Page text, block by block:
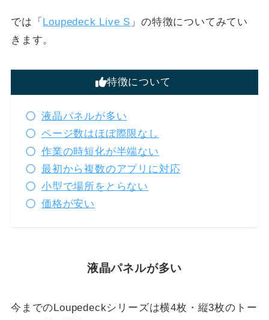
では「 Loupedeck Live S 」の特徴についてみてい
きます。
特徴について
液晶パネルが多い
ページ数はほぼ際限なし
作業の時短化が半端ない
最初から複数のアプリに対応
小型で場所をとらない
価格が安い
液晶パネルが多い
今までのLoupedeckシリーズは横4枚・縦3枚のトー